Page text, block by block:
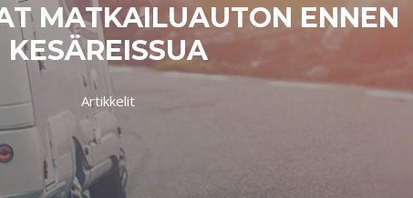
MATKAILUAUTON ENNEN
KESÄREISSUA
Artikkelit